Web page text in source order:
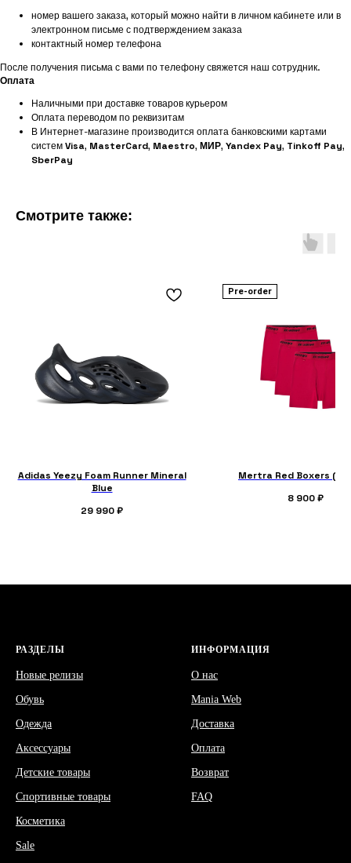
номер вашего заказа, который можно найти в личном кабинете или в
электронном письме с подтверждением заказа
контактный номер телефона
После получения письма с вами по телефону свяжется наш сотрудник.
Оплата
Наличными при доставке товаров курьером
Оплата переводом по реквизитам
В Интернет-магазине производится оплата банковскими картами
системVisa, MasterCard, Maestro, МИР, Yandex Pay, Tinkoff Pay,
SberPay
Смотрите также:
Adidas Yeezy Foam Runner Mineral
Blue
29 990₽
Pre-order
Mertra Red Boxers (3
8 900₽
РАЗДЕЛЫ
Новые релизы
Обувь
Одежда
Аксессуары
Детские товары
Спортивные товары
Косметика
Sale
ИНФОРМАЦИЯ
О нас
Mania Web
Доставка
Оплата
Возврат
FAQ